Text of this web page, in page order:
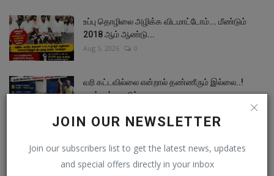
JOIN OUR NEWSLETTER
Join our subscribers list to get the latest news, updates
and special offers directly in your inbox
உப்பு தொழிலை அழிக்க விடமாட்டோம்... மீண்டும்
2018 ஆம் ஆண்டு...
Aug 5, 2026 0
வரி கட்டவில்லை என்றால் தண்ணீரும் இல்லை..!
தூத்துக்குடியில்...
எதிர்க்கட்சிகள் சட்டமன்றத்தில் மக்கள்
கோரிக்கைகள் குறித்து...
Aug 4, 2026 0